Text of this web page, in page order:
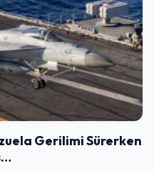
Gerilimi Sürerken